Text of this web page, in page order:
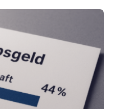
man nur die Gründungen
Leipzig an der Spitze. In
Personen in eine
dahinter folgten die
Köln. Betrachtet man
– die Anzahl
je…